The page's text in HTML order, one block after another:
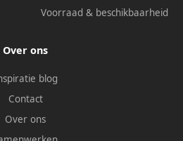
Voorraad & beschikbaarheid
Over ons
blog
Contact
Over ons